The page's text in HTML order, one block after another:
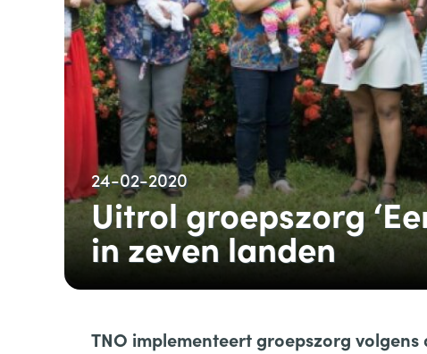
24-02-2020
Uitrol groepszorg
in zeven landen
TNO implementeert groepszorg